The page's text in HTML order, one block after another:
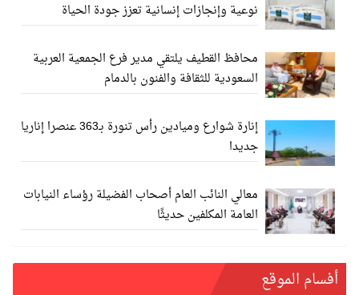
نوعية وإنجازات إنسانية تعزز جودة الحياة
محافظ القطيف يلتقي مدير فرع الجمعية العربية
السعودية للثقافة والفنون بالدمام
إنارة شوارع وميادين رأس تنورة بـ363 عنصرا إناريا
جديدا
معالي النائب العام أصحاب الفضيلة رؤساء النيابات
العامة المكلفين حديثًا
أفسام الموقع